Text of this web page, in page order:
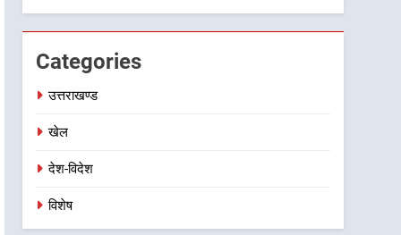
Categories
उत्तराखण्ड
खेल
देश-विदेश
विशेष